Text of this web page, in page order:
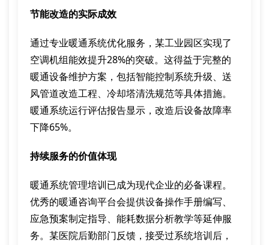
节能改造的实际成效
通过专业暖通系统优化服务，某工业园区实现了
空调机组能效提升28%的突破。这得益于完整的
暖通设备维护方案，包括智能控制系统升级、送
风管道改造工程、冷却塔清洗规范等具体措施。
暖通系统运行评估报告显示，改造后设备故障率
下降65%。
持续服务的价值体现
暖通系统管理培训已成为现代企业的必备课程。
优秀的暖通咨询平台会提供设备操作手册编写、
应急预案制定指导、能耗数据分析教学等延伸服
务。某医院后勤部门反馈，接受过系统培训后，